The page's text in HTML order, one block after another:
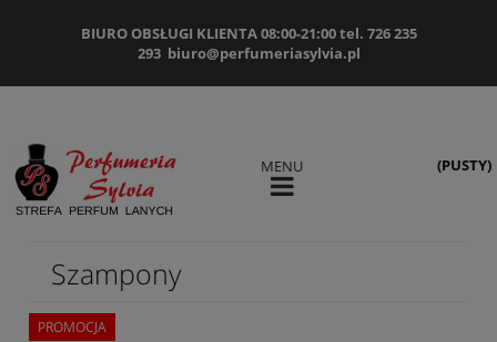
BIURO OBSŁUGI KLIENTA 08:00-21:00 tel. 726 235
293 biuro@perfumeriasylvia.pl
(PUSTY)
MENU
Szampony
PROMOCJA